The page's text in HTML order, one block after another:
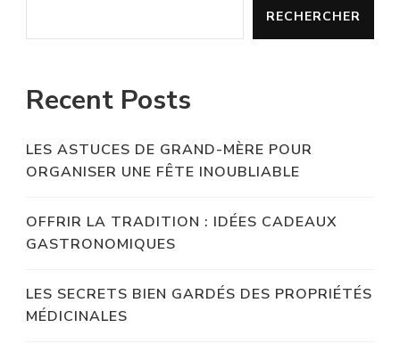
RECHERCHER
Recent Posts
LES ASTUCES DE GRAND-MÈRE POUR
ORGANISER UNE FÊTE INOUBLIABLE
OFFRIR LA TRADITION : IDÉES CADEAUX
GASTRONOMIQUES
LES SECRETS BIEN GARDÉS DES PROPRIÉTÉS
MÉDICINALES